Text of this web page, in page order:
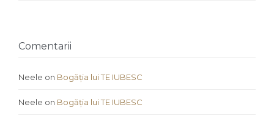
Comentarii
Neele on Bogăția lui TE IUBESC
Neele on Bogăția lui TE IUBESC